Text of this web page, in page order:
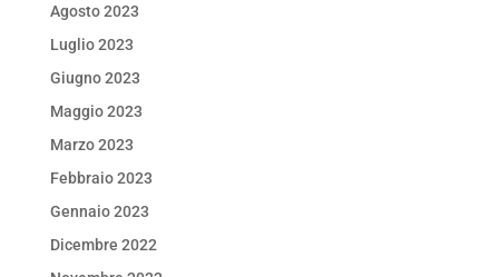
Agosto 2023
Luglio 2023
Giugno 2023
Maggio 2023
Marzo 2023
Febbraio 2023
Gennaio 2023
Dicembre 2022